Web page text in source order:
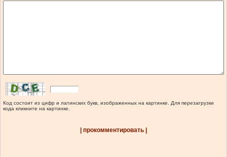
Код состоит из цифр и латинских букв, изображенных на картинке. Для перезагрузки
кода кликните на картинке.
| прокомментировать |